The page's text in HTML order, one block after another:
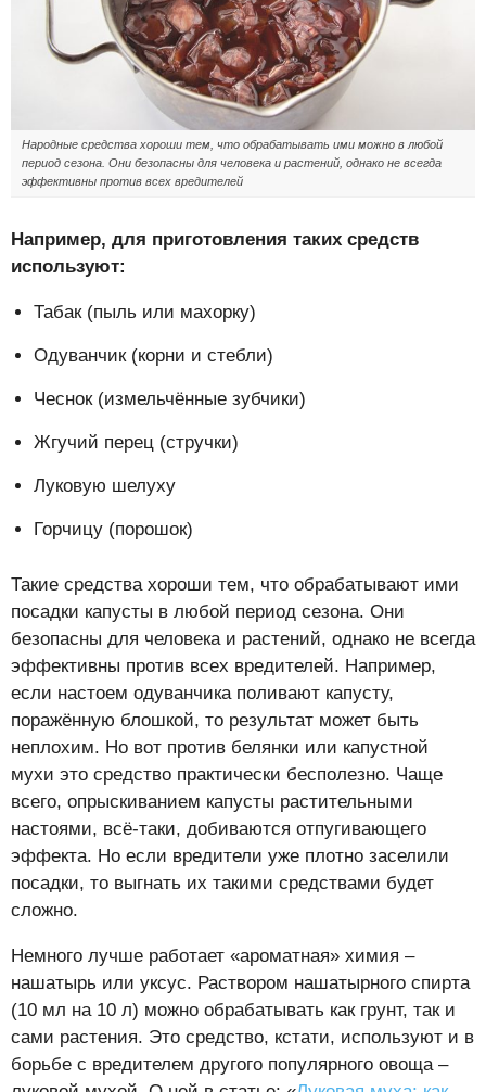
Народные средства хороши тем, что обрабатывать ими можно в любой
период сезона. Они безопасны для человека и растений, однако не всегда
эффективны против всех вредителей
Например, для приготовления таких средств
используют:
Табак (пыль или махорку)
Одуванчик (корни и стебли)
Чеснок (измельчённые зубчики)
Жгучий перец (стручки)
Луковую шелуху
Горчицу (порошок)
Такие средства хороши тем, что обрабатывают ими
посадки капусты в любой период сезона. Они
безопасны для человека и растений, однако не всегда
эффективны против всех вредителей. Например,
если настоем одуванчика поливают капусту,
поражённую блошкой, то результат может быть
неплохим. Но вот против белянки или капустной
мухи это средство практически бесполезно. Чаще
всего, опрыскиванием капусты растительными
настоями, всё-таки, добиваются отпугивающего
эффекта. Но если вредители уже плотно заселили
посадки, то выгнать их такими средствами будет
сложно.
Немного лучше работает «ароматная» химия –
нашатырь или уксус. Раствором нашатырного спирта
(10 мл на 10 л) можно обрабатывать как грунт, так и
сами растения. Это средство, кстати, используют и в
борьбе с вредителем другого популярного овоща –